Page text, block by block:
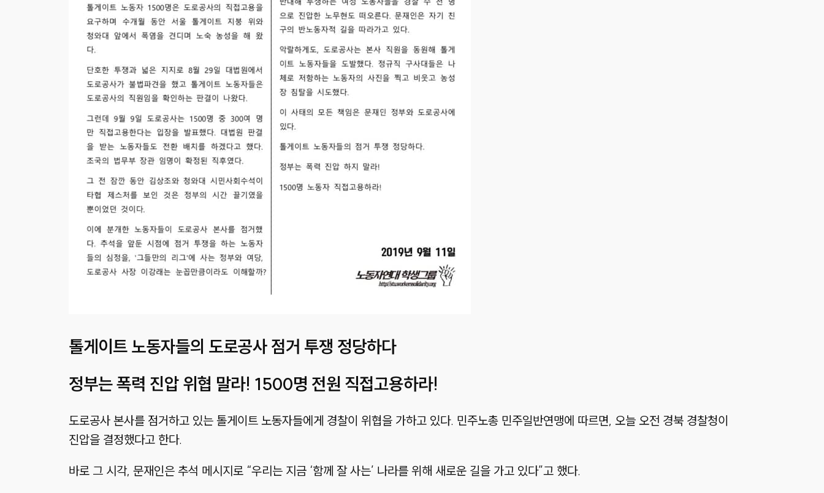
톨게이트 노동자들의 도로공사 점거 투쟁 정당하다
정부는 폭력 진압 위협 말라! 1500명 전원 직접고용하라!
도로공사 본사를 점거하고 있는 톨게이트 노동자들에게 경찰이 위협을 가하고 있다. 민주노총 민주일반연맹에 따르면, 오늘 오전 경북 경찰청이
진압을 결정했다고 한다.
바로 그 시각, 문재인은 추석 메시지로 “우리는 지금 ‘함께 잘 사는’ 나라를 위해 새로운 길을 가고 있다”고 했다.